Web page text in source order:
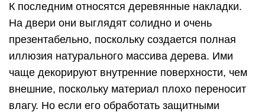
К последним относятся деревянные накладки.
На двери они выглядят солидно и очень
презентабельно, поскольку создается полная
иллюзия натурального массива дерева. Ими
чаще декорируют внутренние поверхности, чем
внешние, поскольку материал плохо переносит
влагу. Но если его обработать защитными